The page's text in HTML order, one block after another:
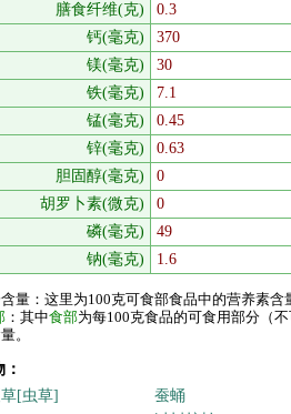
膳食纤维(克)
0.3
钙(毫克)
370
镁(毫克)
30
铁(毫克)
7.1
锰(毫克)
0.45
锌(毫克)
0.63
胆固醇(毫克)
0
胡罗卜素(微克)
0
磷(毫克)
49
钠(毫克)
1.6
量：这里为100克可食部食品中的营养素含
：其中食部为每100克食品的可食用部分（
。
[虫草]
蚕蛹